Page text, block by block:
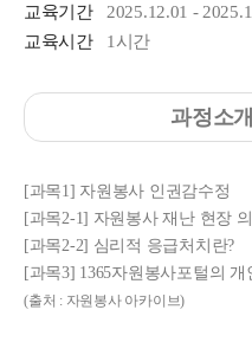
교육기간
2025.12.01 -
교육시간
1시간
과정소개
[과목1] 자원봉사 인권감수정
[과목2-1] 자원봉사 재난 현장
[과목2-2] 심리적 응급처치란?
[과목3] 1365자원봉사포털의 개
(출처 : 자원봉사 아카이브)